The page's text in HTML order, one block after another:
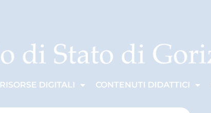
RISORSE DIGITALI CONTENUTI DIDATTICI